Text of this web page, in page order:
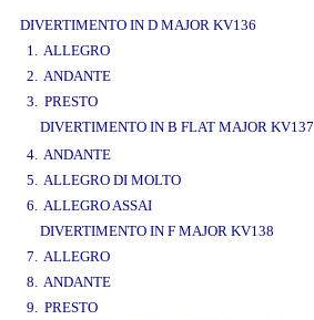
DIVERTIMENTO IN D MAJOR KV136
1. ALLEGRO
2. ANDANTE
3. PRESTO
DIVERTIMENTO IN B FLAT MAJOR KV137
4. ANDANTE
5. ALLEGRO DI MOLTO
6. ALLEGRO ASSAI
DIVERTIMENTO IN F MAJOR KV138
7. ALLEGRO
8. ANDANTE
9. PRESTO